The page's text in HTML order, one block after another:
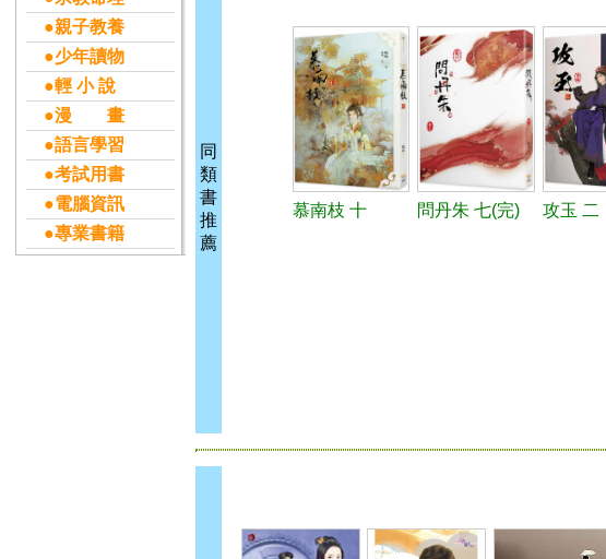
●親子教養
●少年讀物
●輕 小 說
●漫 畫
●語言學習
●考試用書
●電腦資訊
●專業書籍
同
類
書
推
薦
慕南枝 十 問丹朱 七(完) 攻玉 二